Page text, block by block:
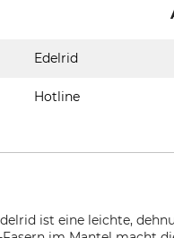
Edelrid
Hotline
ist eine leichte,